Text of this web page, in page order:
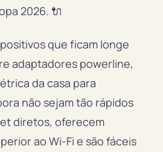
2026. 🔌
que ficam longe
adaptadores powerline,
da casa para
não sejam tão rápidos
diretos, oferecem
ao Wi-Fi e são fáceis